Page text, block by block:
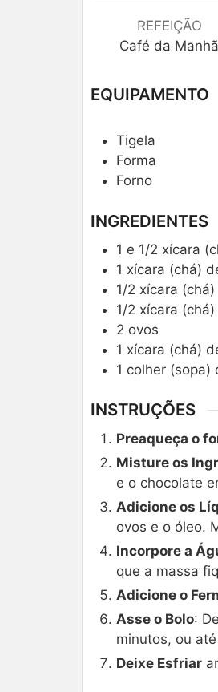
REFEIÇÃO
Café da Manhã
EQUIPAMENTO
Tigela
Forma
Forno
INGREDIENTES
1 e 1/2 xícara
1 xícara (chá)
1/2 xícara
1/2 xícara
2 ovos
1 xícara (chá)
1 colher (sopa)
INSTRUÇÕES
Preaqueça o
Misture os
e o chocolate
Adicione os
ovos e o óleo.
Incorpore a
que a massa
Adicione o
Asse o Bolo:
minutos, ou
Deixe Esfriar